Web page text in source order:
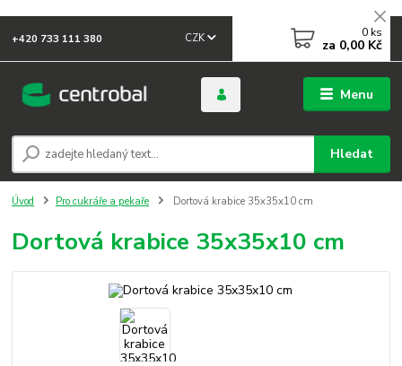
Menu
CZK
Hledat
+420 733 111 380 0 ks
za 0,00 Kč
Úvod Pro cukráře a pekaře Dortová krabice 35x35x10 cm
Dortová krabice 35x35x10 cm